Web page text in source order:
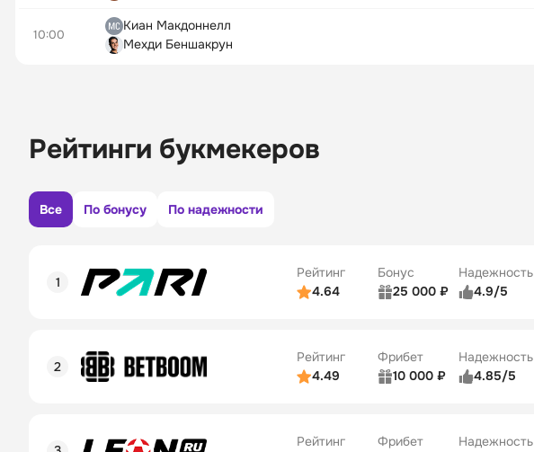
10:00
Киан Макдоннелл
Мехди Беншакрун
Рейтинги букмекеров
Все По бонусу По надежности
Рейтинг
4.64
Бонус
25 000 ₽
Надежность
4.9/5
Бонусы и акции
5/5
Рейтинг
4.49
Фрибет
10 000 ₽
Надежность
4.85/5
Рейтинг
Фрибет
Надежность